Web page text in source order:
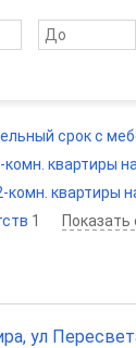
срок с
комн. квартиры
комн. квартиры
1
ул